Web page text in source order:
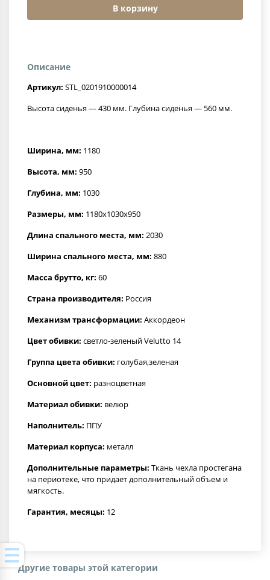
В корзину
Описание
Артикул: STL_0201910000014
Высота сиденья — 430 мм. Глубина сиденья — 560 мм.
Ширина, мм: 1180
Высота, мм: 950
Глубина, мм: 1030
Размеры, мм: 1180x1030x950
Длина спального места, мм: 2030
Ширина спального места, мм: 880
Масса брутто, кг: 60
Страна производителя: Россия
Механизм трансформации: Аккордеон
Цвет обивки: светло-зеленый Velutto 14
Группа цвета обивки: голубая,зеленая
Основной цвет: разноцветная
Материал обивки: велюр
Наполнитель: ППУ
Материал корпуса: металл
Дополнительные параметры: Ткань чехла простегана
на периотеке, что придает дополнительный объем и
мягкость.
Гарантия, месяцы: 12
Другие товары этой категории